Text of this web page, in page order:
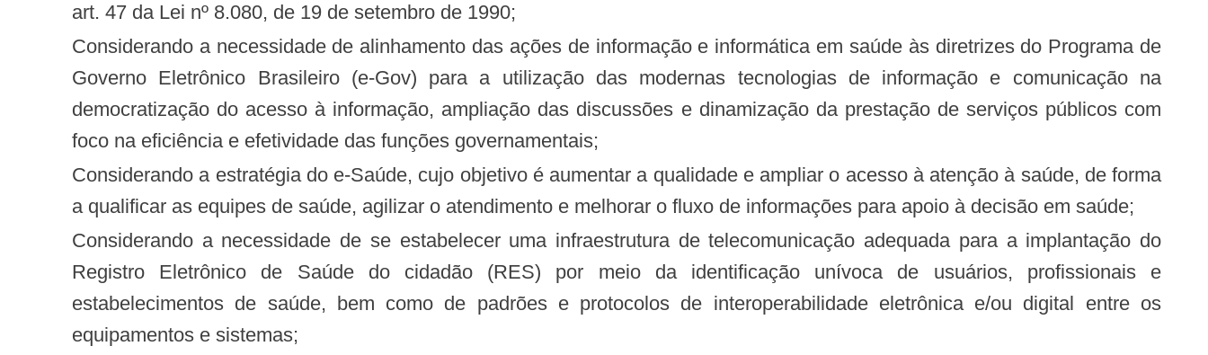
art. 47 da Lei nº 8.080, de 19 de setembro de 1990;
Considerando a necessidade de alinhamento das ações de informação e informática em saúde às diretrizes do Programa de
Governo Eletrônico Brasileiro (e-Gov) para a utilização das modernas tecnologias de informação e comunicação na
democratização do acesso à informação, ampliação das discussões e dinamização da prestação de serviços públicos com
foco na eficiência e efetividade das funções governamentais;
Considerando a estratégia do e-Saúde, cujo objetivo é aumentar a qualidade e ampliar o acesso à atenção à saúde, de forma
a qualificar as equipes de saúde, agilizar o atendimento e melhorar o fluxo de informações para apoio à decisão em saúde;
Considerando a necessidade de se estabelecer uma infraestrutura de telecomunicação adequada para a implantação do
Registro Eletrônico de Saúde do cidadão (RES) por meio da identificação unívoca de usuários, profissionais e
estabelecimentos de saúde, bem como de padrões e protocolos de interoperabilidade eletrônica e/ou digital entre os
equipamentos e sistemas;